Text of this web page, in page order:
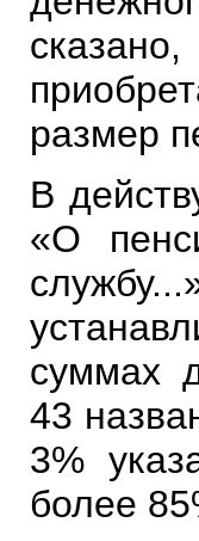
размер
В
«О
суммах
43
3%
более